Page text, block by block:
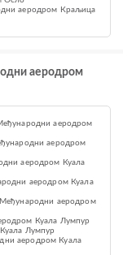
аеродром Краљица
аеродром
аеродром
аеродром
аеродром Куала
аеродром Куала
аеродром
Куала Лумпур
Лумпур
аеродром Куала